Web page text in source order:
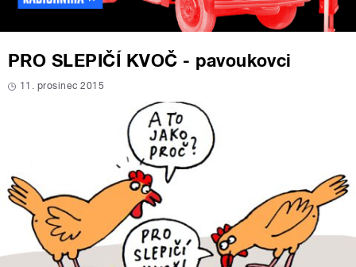
PRO SLEPIČÍ KVOČ - pavoukovci
11. prosinec 2015